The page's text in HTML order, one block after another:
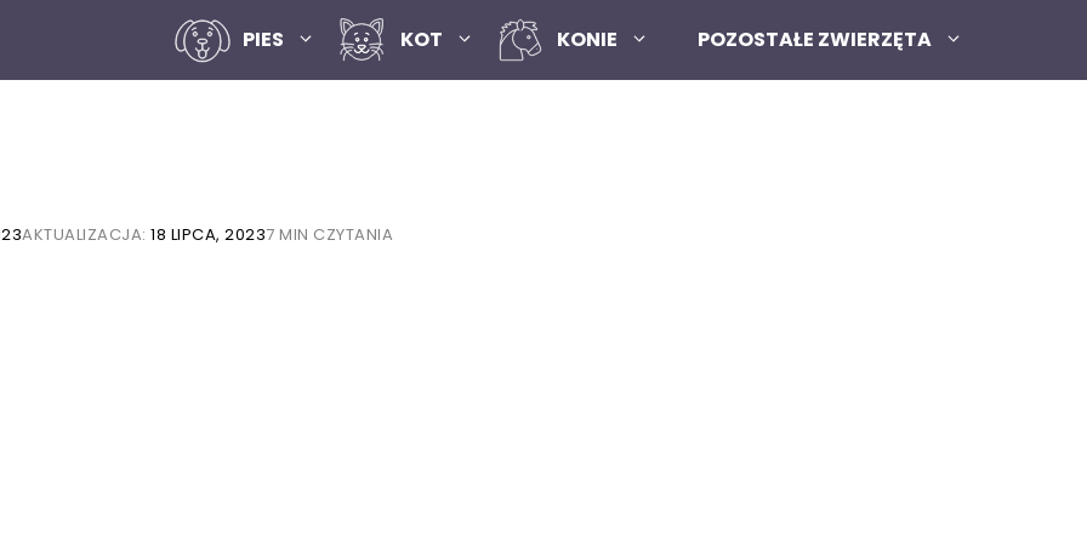
PIES KOT KONIE POZOSTAŁE ZWIERZĘTA
AKTUALIZACJA: 18 LIPCA, 20237 MIN CZYTANIA